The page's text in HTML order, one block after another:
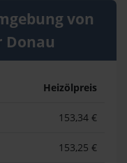
von
Donau
Heizölpreis
153,34 €
153,25 €